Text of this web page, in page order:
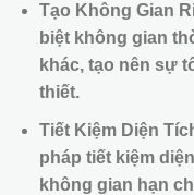
Tạo Không Gian
biệt không gian
khác, tạo nên sự
thiết.
Tiết Kiệm Diện
pháp tiết kiệm
không gian hạn